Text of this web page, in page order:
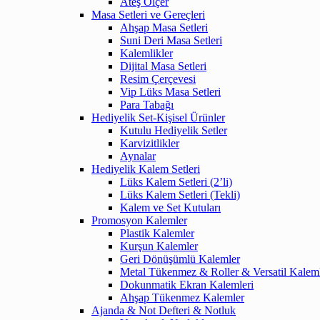
Masa Setleri ve Gereçleri
Ahşap Masa Setleri
Suni Deri Masa Setleri
Kalemlikler
Dijital Masa Setleri
Resim Çerçevesi
Vip Lüks Masa Setleri
Para Tabağı
Hediyelik Set-Kişisel Ürünler
Kutulu Hediyelik Setler
Karvizitlikler
Aynalar
Hediyelik Kalem Setleri
Lüks Kalem Setleri (2’li)
Lüks Kalem Setleri (Tekli)
Kalem ve Set Kutuları
Promosyon Kalemler
Plastik Kalemler
Kurşun Kalemler
Geri Dönüşümlü Kalemler
Metal Tükenmez & Roller & Versatil
Dokunmatik Ekran Kalemleri
Ahşap Tükenmez Kalemler
Ajanda & Not Defteri & Notluk